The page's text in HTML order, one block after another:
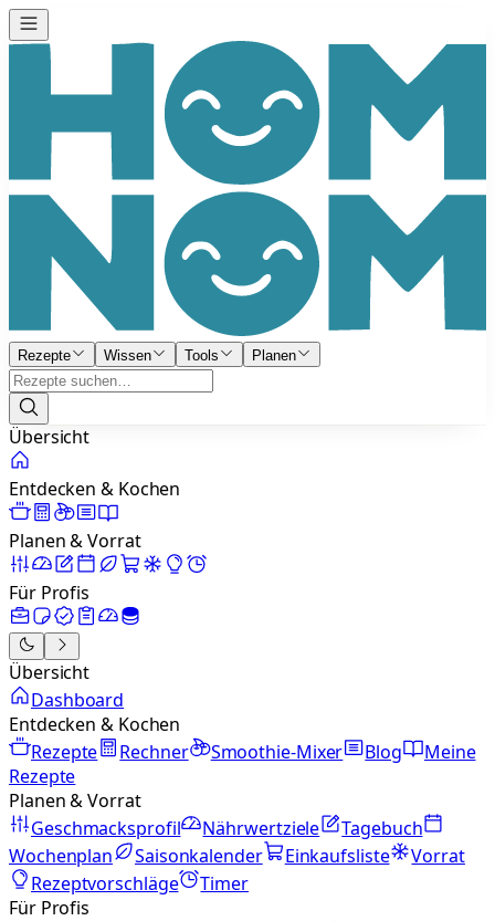
Rezepte Wissen Tools Planen
Übersicht
Entdecken & Kochen
Planen & Vorrat
Für Profis
Übersicht
Dashboard
Entdecken & Kochen
Rezepte
Rechner Smoothie-Mixer Blog
Meine
Rezepte
Planen & Vorrat
Geschmacksprofil
Nährwertziele
Tagebuch
Wochenplan
Saisonkalender Einkaufsliste
Vorrat
Rezeptvorschläge
Timer
Für Profis